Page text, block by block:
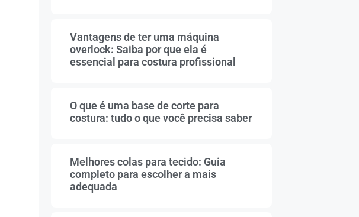
Vantagens de ter uma máquina
overlock: Saiba por que ela é
essencial para costura profissional
O que é uma base de corte para
costura: tudo o que você precisa saber
Melhores colas para tecido: Guia
completo para escolher a mais
adequada